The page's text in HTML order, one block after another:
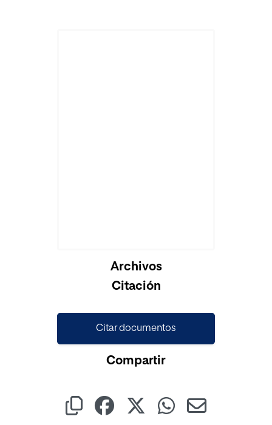
Archivos
Citación
Citar documentos
Compartir